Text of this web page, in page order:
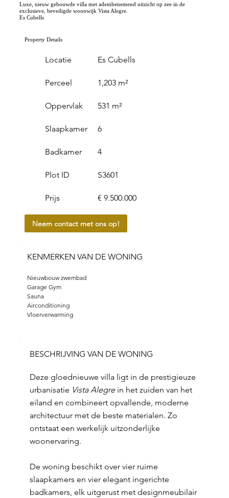
Luxe, nieuw gebouwde villa met adembenemend uitzicht op zee in de
exclusieve, beveiligde woonwijk Vista Alegre.
Es Cubells
Property Details
Locatie
Perceel
Oppervlak
Es Cubells
1,203 m²
531 m²
Slaapkamer
Badkamer
6
4
Plot ID
Prijs
S3601
€ 9.500.000
Neem contact met ons op!
KENMERKEN VAN DE WONING
Nieuwbouw zwembad
Garage Gym
Sauna
Airconditioning
Vloerverwarming
BESCHRIJVING VAN DE WONING
Deze gloednieuwe villa ligt in de prestigieuze
urbanisatie Vista Alegrein het zuiden van het
eiland en combineert opvallende, moderne
architectuur met de beste materialen. Zo
ontstaat een werkelijk uitzonderlijke
woonervaring.
De woning beschikt over vier ruime
slaapkamers en vier elegant ingerichte
badkamers, elk uitgerust met designmeubilair